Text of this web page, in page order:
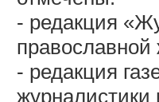
- редакция
православной
- редакция
журналистики